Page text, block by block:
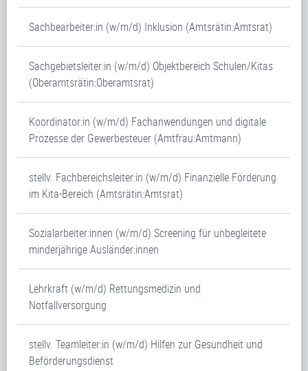
Sachbearbeiter:in (w/m/d) Inklusion (Amtsrätin:Amtsrat)
Sachgebietsleiter:in (w/m/d) Objektbereich Schulen/Kitas
(Oberamtsrätin:Oberamtsrat)
Koordinator:in (w/m/d) Fachanwendungen und digitale
Prozesse der Gewerbesteuer (Amtfrau:Amtmann)
stellv. Fachbereichsleiter:in (w/m/d) Finanzielle Förderung
im Kita-Bereich (Amtsrätin:Amtsrat)
Sozialarbeiter:innen (w/m/d) Screening für unbegleitete
minderjährige Ausländer:innen
Lehrkraft (w/m/d) Rettungsmedizin und
Notfallversorgung
stellv. Teamleiter:in (w/m/d) Hilfen zur Gesundheit und
Beförderungsdienst